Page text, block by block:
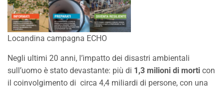
Locandina campagna ECHO
Negli ultimi 20 anni, l’impatto dei disastri ambientali
sull’uomo è stato devastante: più di 1,3 milioni di morti con
il coinvolgimento di circa 4,4 miliardi di persone, con una